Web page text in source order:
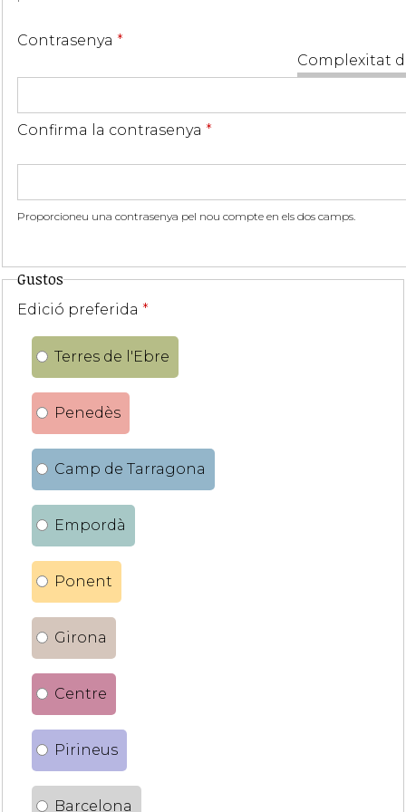
Complexitat
Contrasenya *
Confirma la contrasenya *
Proporcioneu una contrasenya pel nou compte en els dos camps.
Gustos
Edició preferida *
Terres de l'Ebre
Penedès
Camp de Tarragona
Empordà
Ponent
Girona
Centre
Pirineus
Barcelona